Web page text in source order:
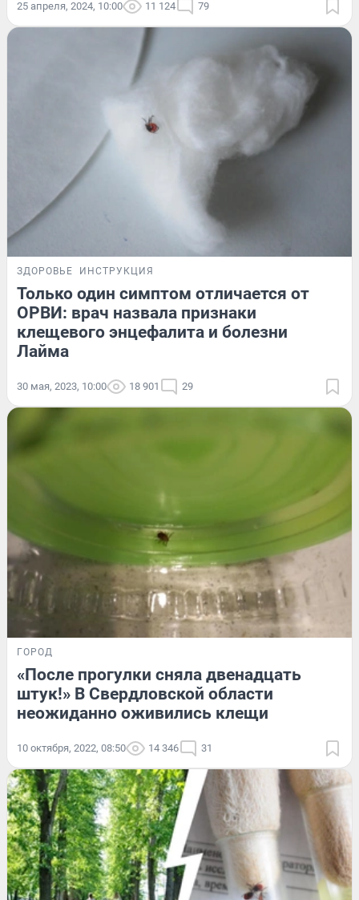
25 апреля, 2024, 10:00 11 124 79
ЗДОРОВЬЕ ИНСТРУКЦИЯ
Только один симптом отличается от
ОРВИ: врач назвала признаки
клещевого энцефалита и болезни
Лайма
30 мая, 2023, 10:00 18 901 29
ГОРОД
«После прогулки сняла двенадцать
штук!» В Свердловской области
неожиданно оживились клещи
10 октября, 2022, 08:50 14 346 31